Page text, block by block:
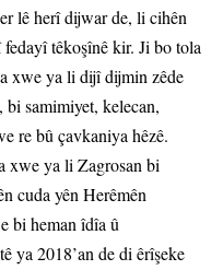
lê herî dijwar de, li cihên
têkoşînê kir. Ji bo tola
xwe ya li dijî dijmin zêde
samimiyet, kelecan,
re bû çavkaniya hêzê.
xwe ya li Zagrosan bi
cuda yên Herêmên
bi heman îdîa û
ya 2018’an de di êrîşeke